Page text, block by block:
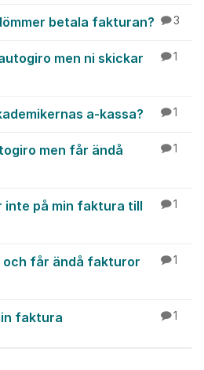
betala fakturan? 3
men ni skickar
1
a-kassa? 1
men får ändå
1
inte på min faktura till
1
och får ändå fakturor
1
faktura 1